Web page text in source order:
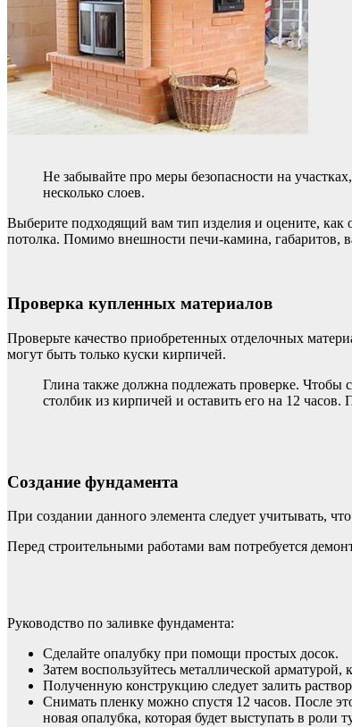
Не забывайте про меры безопасности на
несколько слоев.
Выберите подходящий вам тип изделия и оцените, как
потолка. Помимо внешности печи-камина, габаритов,
Проверка купленных материалов
Проверьте качество приобретенных отделочных
могут быть только куски кирпичей.
Глина также должна подлежать проверке. Чтобы
столбик из кирпичей и оставить его на 12
Создание фундамента
При создании данного элемента следует учитывать,
Перед строительными работами вам потребуется
Руководство по заливке фундамента:
Сделайте опалубку при помощи простых досок.
Затем воспользуйтесь металлической
Полученную конструкцию следует залить
Снимать пленку можно спустя 12 часов. После
новая опалубка, которая будет выступать в роли